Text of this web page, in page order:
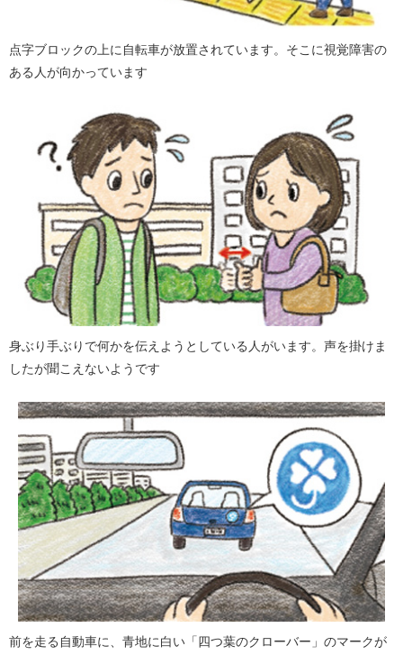
点字ブロックの上に自転車が放置されています。そこに視覚障害の
ある人が向かっています
身ぶり手ぶりで何かを伝えようとしている人がいます。声を掛けま
したが聞こえないようです
前を走る自動車に、青地に白い「四つ葉のクローバー」のマークが